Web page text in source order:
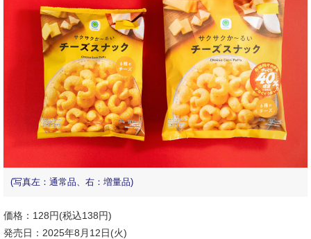
(写真左：通常品、右：増量品)
価格：128円(税込138円)
発売日：2025年8月12日(火)